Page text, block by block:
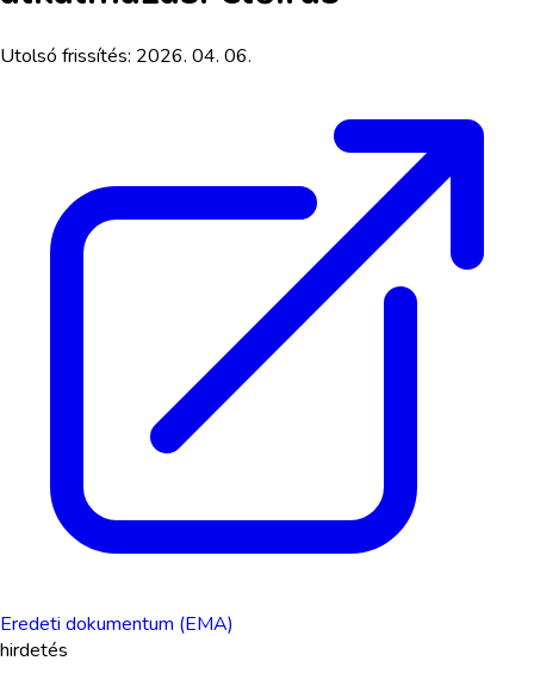
Utolsó frissítés: 2026. 04. 06.
Eredeti dokumentum (EMA)
hirdetés